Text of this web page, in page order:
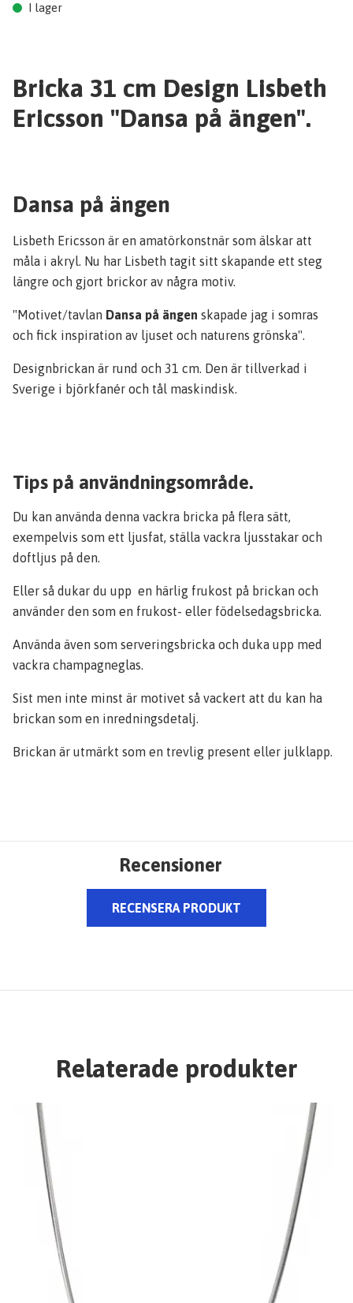
I lager
Bricka 31 cm Design Lisbeth
Ericsson "Dansa på ängen".
Dansa på ängen
Lisbeth Ericsson är en amatörkonstnär som älskar att
måla i akryl. Nu har Lisbeth tagit sitt skapande ett steg
längre och gjort brickor av några motiv.
"Motivet/tavlan Dansa på ängen skapade jag i somras
och fick inspiration av ljuset och naturens grönska".
Designbrickan är rund och 31 cm. Den är tillverkad i
Sverige i björkfanér och tål maskindisk.
Tips på användningsområde.
Du kan använda denna vackra bricka på flera sätt,
exempelvis som ett ljusfat, ställa vackra ljusstakar och
doftljus på den.
Eller så dukar du upp en härlig frukost på brickan och
använder den som en frukost- eller födelsedagsbricka.
Använda även som serveringsbricka och duka upp med
vackra champagneglas.
Sist men inte minst är motivet så vackert att du kan ha
brickan som en inredningsdetalj.
Brickan är utmärkt som en trevlig present eller julklapp.
Recensioner
RECENSERA PRODUKT
Relaterade produkter